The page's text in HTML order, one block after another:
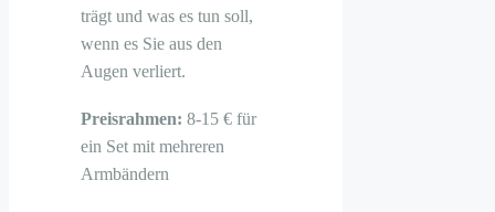
trägt und was es tun soll,
wenn es Sie aus den
Augen verliert.
Preisrahmen: 8-15 € für
ein Set mit mehreren
Armbändern